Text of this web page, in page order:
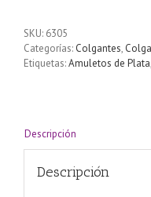
SKU: 6305
Categorías: Colgantes,
Etiquetas:Amuletos de Plata,
Descripción
Descripción